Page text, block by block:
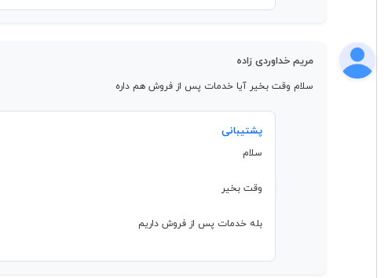
مریم خداوردی زاده
سلام وقت بخیر آیا خدمات پس از فروش هم داره
پشتیبانی
سلام
وقت بخیر
بله خدمات پس از فروش داریم